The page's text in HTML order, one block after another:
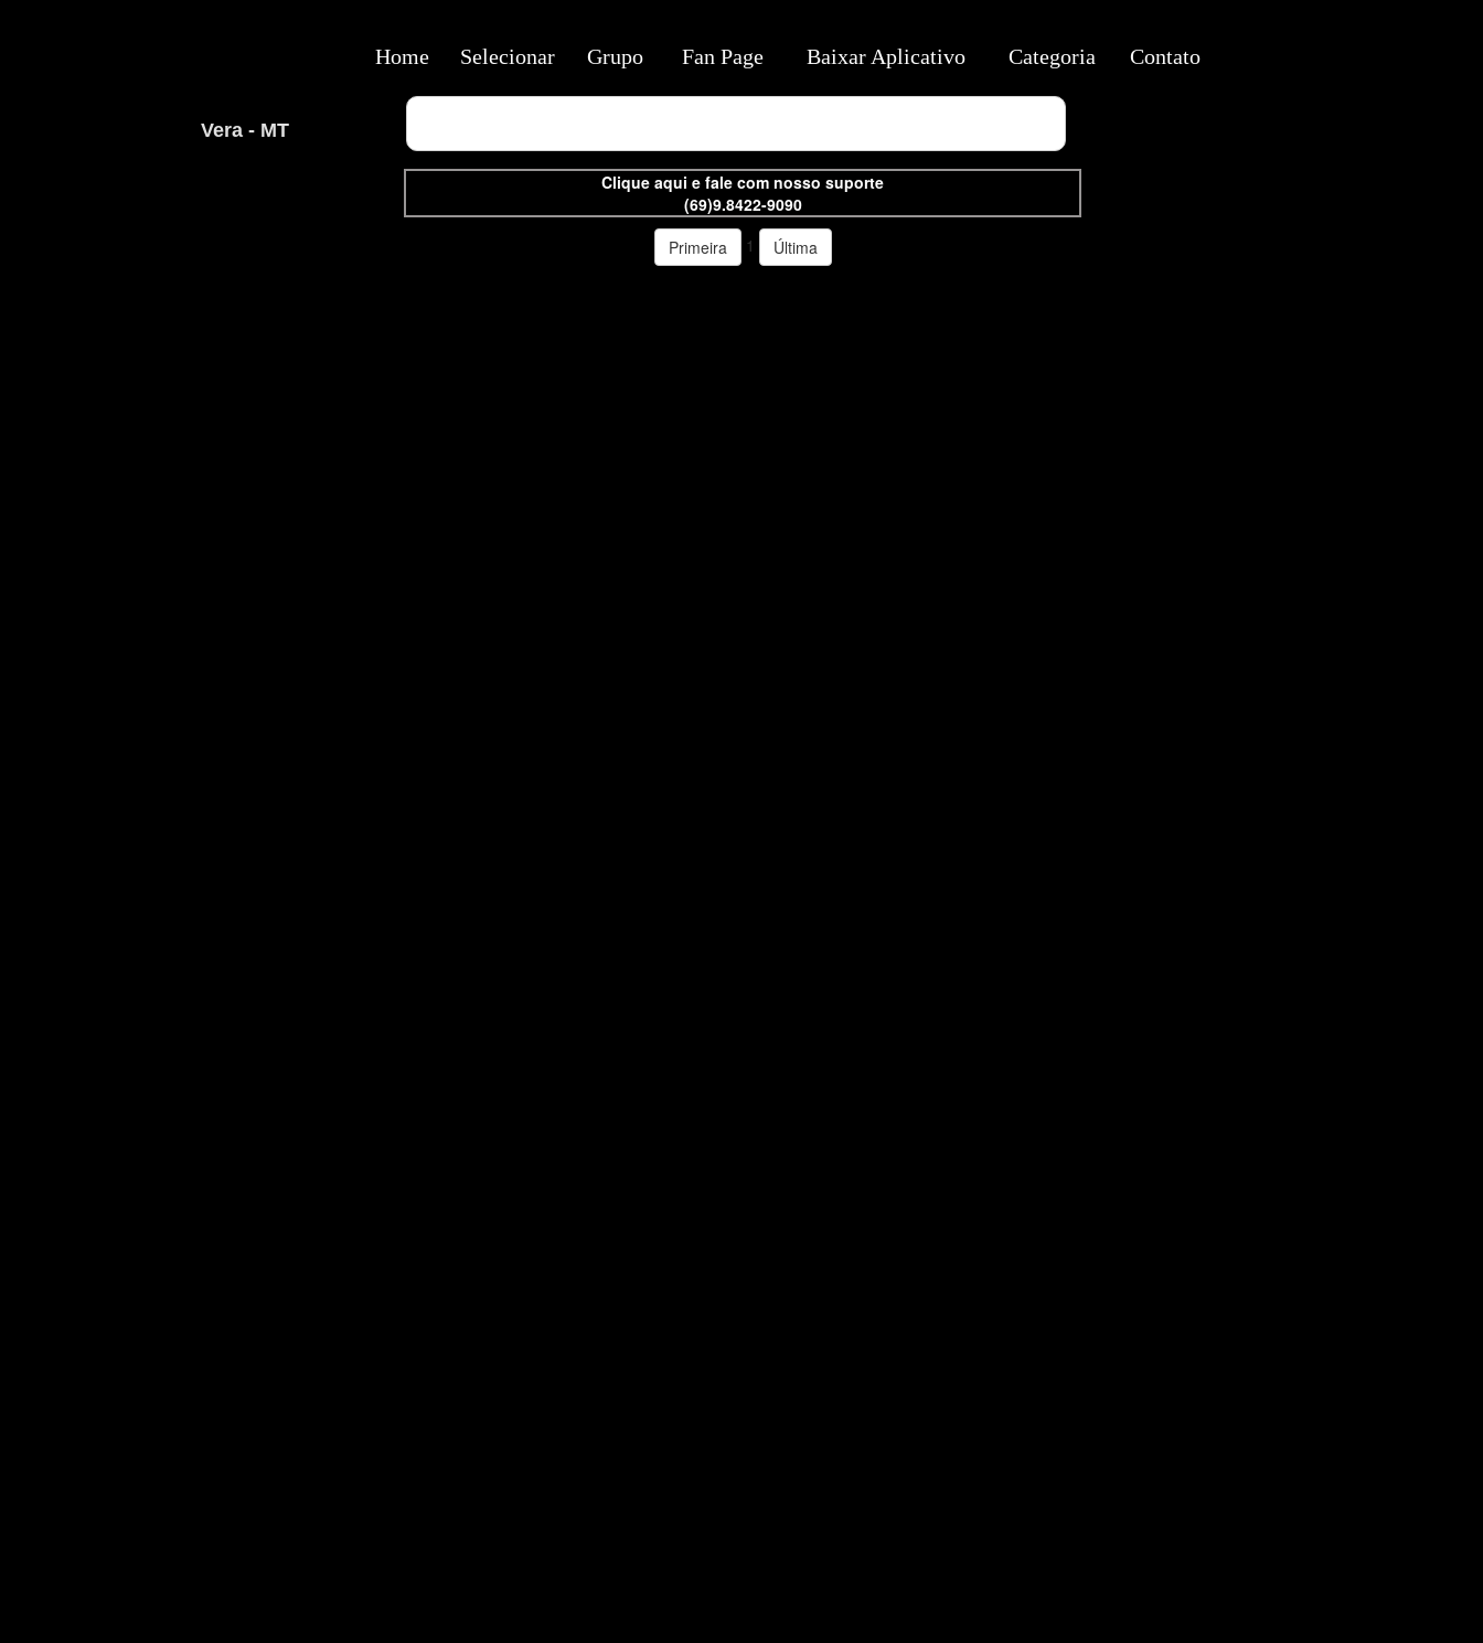
Vera - MT
Clique aqui e fale com nosso suporte
(69)9.8422-9090
Primeira
1 Última
Home Selecionar Grupo Fan Page Baixar Aplicativo Categoria Contato